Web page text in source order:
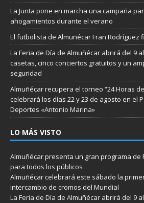
La Junta pone en marcha una campaña
ahogamientos durante el verano
El futbolista de Almuñécar Fran Rodríguez
La Feria de Día de Almuñécar abrirá del 9
casetas, cinco conciertos gratuitos y un
seguridad
Almuñécar recupera el torneo “24 Horas
celebrará los días 22 y 23 de agosto en el
Deportes «Antonio Marina»
LO MÁS VISTO
Almuñécar presenta un gran programa de
para todos los públicos
Almuñécar celebrará este sábado la
intercambio de cromos del Mundial
La Feria de Día de Almuñécar abrirá del 9